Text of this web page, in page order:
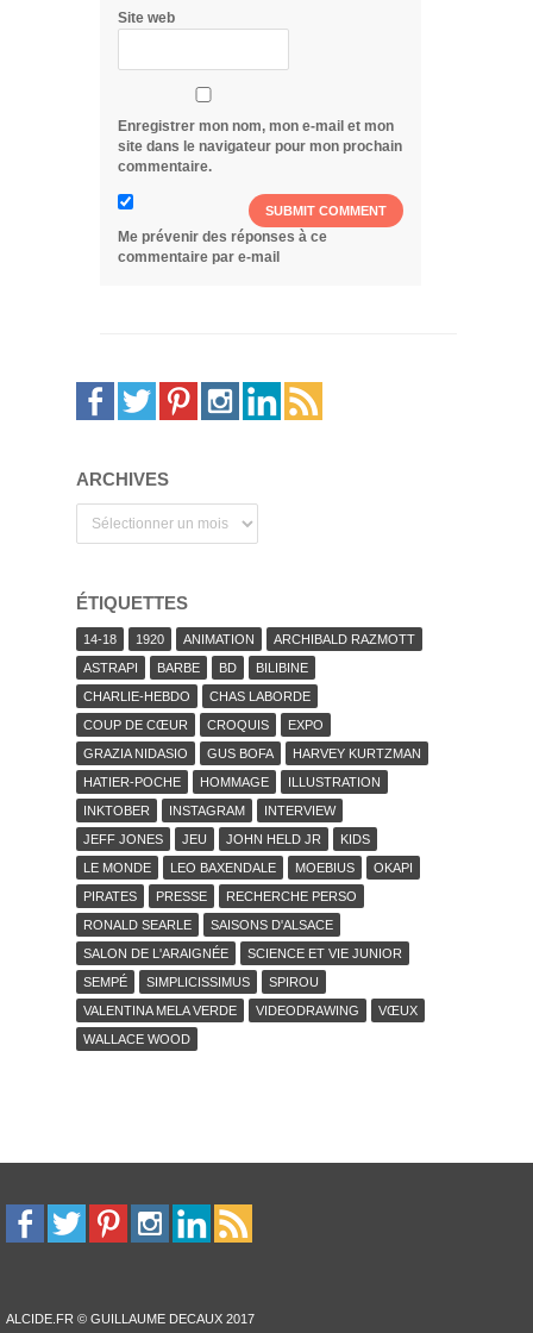
Site web
Enregistrer mon nom, mon e-mail et mon
site dans le navigateur pour mon prochain
commentaire.
Me prévenir des réponses à ce
commentaire par e-mail
ARCHIVES
ÉTIQUETTES
14-18 1920 ANIMATION
ARCHIBALD RAZMOTT
ASTRAPI
BARBE BD
BILIBINE
CHARLIE-HEBDO
CHAS LABORDE
COUP DE CŒUR
CROQUIS
EXPO
GRAZIA NIDASIO
GUS BOFA
HARVEY KURTZMAN
HATIER-POCHE
HOMMAGE
ILLUSTRATION
INKTOBER
INSTAGRAM
INTERVIEW
JEFF JONES
JEU JOHN HELD JR
KIDS
LE MONDE
LEO BAXENDALE MOEBIUS
OKAPI
PIRATES
PRESSE
RECHERCHE PERSO
RONALD SEARLE
SAISONS D'ALSACE
SALON DE L'ARAIGNÉE
SCIENCE ET VIE JUNIOR
SEMPÉ
SIMPLICISSIMUS
SPIROU
VALENTINA MELA VERDE
VIDEODRAWING
VŒUX
WALLACE WOOD
ALCIDE.FR © GUILLAUME DECAUX 2017